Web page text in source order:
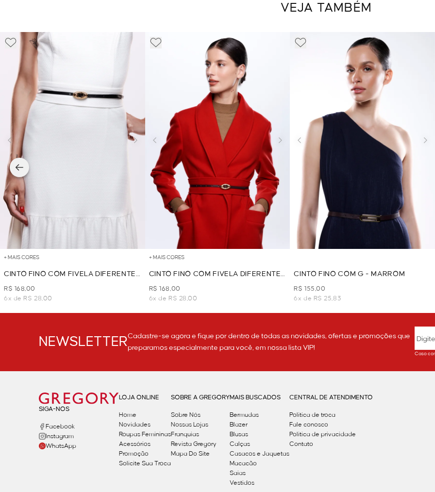
VEJA TAMBÉM
+ MAIS CORES
CINTO FINO COM FIVELA DIFERENTE
- PRETO
R$ 168,00
6x de R$ 28,00
+ MAIS CORES
CINTO FINO COM FIVELA DIFERENTE
- VINHO
R$ 168,00
6x de R$ 28,00
CINTO FINO COM G - MARROM
R$ 155,00
6x de R$ 25,83
NEWSLETTERCadastre-se agora e fique por dentro de todas as novidades, ofertas e promoções que
preparamos especialmente para você, em nossa lista VIP!
Caso
SIGA-NOS
Facebook
Instagram
WhatsApp
LOJA ONLINE
Home
Novidades
Roupas Femininas
Acessórios
Promoção
Solicite Sua Troca
SOBRE A GREGORY
Sobre Nós
Nossas Lojas
Franquias
Revista Gregory
Mapa Do Site
MAIS BUSCADOS
Bermudas
Blazer
Blusas
Calças
Casacos e Jaquetas
Macacão
Saias
Vestidos
CENTRAL DE ATENDIMENTO
Política de troca
Fale conosco
Politica de privacidade
Contato